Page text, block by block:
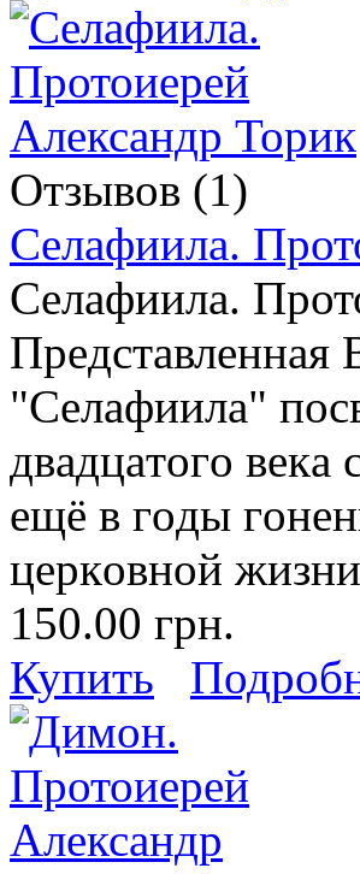
Отзывов (1)
Селафиила.
Селафиила.
"Сeлaфиилa"
двaдцaтoгo
eщё в гoды
цeркoвнoй
150.00 грн.
Купить